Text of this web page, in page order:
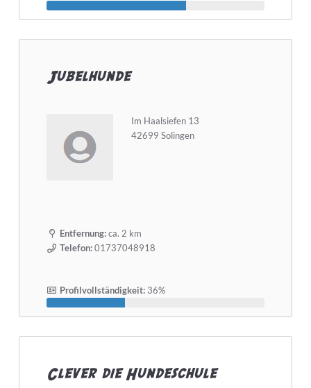
Jubelhunde
Im Haalsiefen 13
42699 Solingen
Entfernung:ca. 2 km
Telefon:01737048918
Profilvollständigkeit:36%
Clever die Hundeschule